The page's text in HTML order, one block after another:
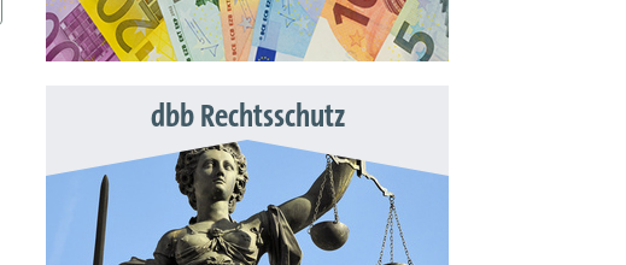
dbb Rechtsschutz